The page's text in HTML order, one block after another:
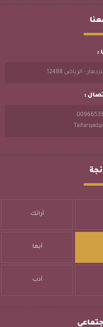
:
- الرياض 12488
:
آرائك
أبها
أدب